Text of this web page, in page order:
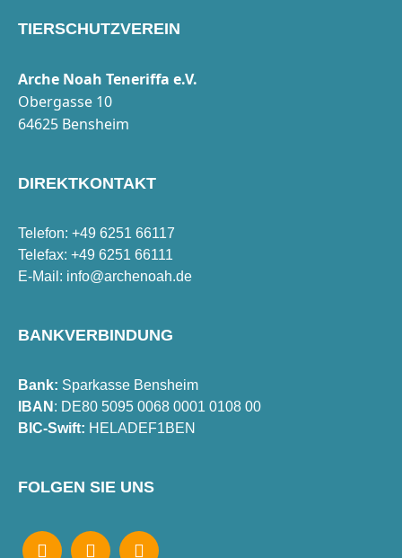
TIERSCHUTZVEREIN
Arche Noah Teneriffa e.V.
Obergasse 10
64625 Bensheim
DIREKTKONTAKT
Telefon: +49 6251 66117
Telefax: +49 6251 66111
E-Mail: info@archenoah.de
BANKVERBINDUNG
Bank: Sparkasse Bensheim
IBAN : DE80 5095 0068 0001 0108 00
BIC-Swift: HELADEF1BEN
FOLGEN SIE UNS